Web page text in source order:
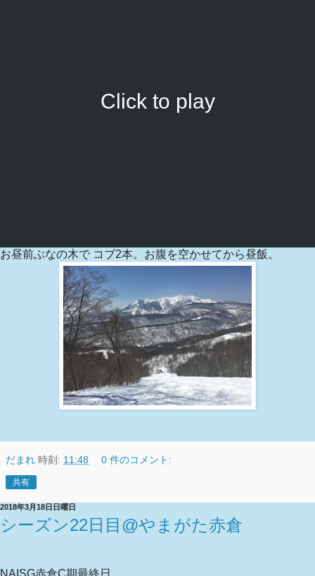
Click to play
お昼前ぶなの木で コブ2本。お腹を空かせてから昼飯。
だまれ 時刻: 11:48 0 件のコメント:
共有
2018年3月18日日曜日
シーズン22日目@やまがた赤倉